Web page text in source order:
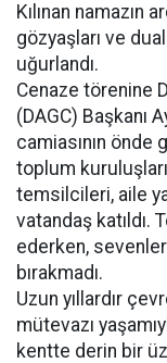
Kılınan namazın
gözyaşları ve
uğurlandı.
Cenaze törenine
(DAGC) Başkanı
camiasının önde
toplum
temsilcileri, aile
vatandaş katıldı.
ederken,
bırakmadı.
Uzun yıllardır
mütevazı
kentte derin bir